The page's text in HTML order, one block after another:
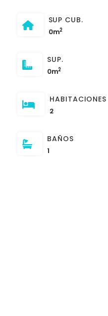
SUP CUB.
0m2
SUP.
0m2
HABITACIONES
2
BAÑOS
1